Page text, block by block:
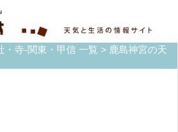
・寺-関東・甲信 一覧 > 鹿島神宮の天